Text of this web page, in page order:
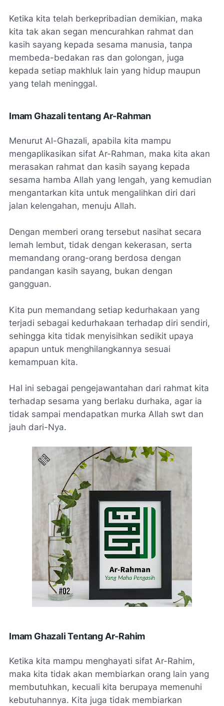
Ketika kita telah berkepribadian demikian, maka
kita tak akan segan mencurahkan rahmat dan
kasih sayang kepada sesama manusia, tanpa
membeda-bedakan ras dan golongan, juga
kepada setiap makhluk lain yang hidup maupun
yang telah meninggal.
Imam Ghazali tentang Ar-Rahman
Menurut Al-Ghazali, apabila kita mampu
mengaplikasikan sifat Ar-Rahman, maka kita akan
merasakan rahmat dan kasih sayang kepada
sesama hamba Allah yang lengah, yang kemudian
mengantarkan kita untuk mengalihkan diri dari
jalan kelengahan, menuju Allah.
Dengan memberi orang tersebut nasihat secara
lemah lembut, tidak dengan kekerasan, serta
memandang orang-orang berdosa dengan
pandangan kasih sayang, bukan dengan
gangguan.
Kita pun memandang setiap kedurhakaan yang
terjadi sebagai kedurhakaan terhadap diri sendiri,
sehingga kita tidak menyisihkan sedikit upaya
apapun untuk menghilangkannya sesuai
kemampuan kita.
Hal ini sebagai pengejawantahan dari rahmat kita
terhadap sesama yang berlaku durhaka, agar ia
tidak sampai mendapatkan murka Allah swt dan
jauh dari-Nya.
Imam Ghazali Tentang Ar-Rahim
Ketika kita mampu menghayati sifat Ar-Rahim,
maka kita tidak akan membiarkan orang lain yang
membutuhkan, kecuali kita berupaya memenuhi
kebutuhannya. Kita juga tidak membiarkan